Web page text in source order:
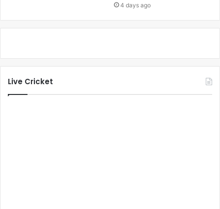
4 days ago
Live Cricket